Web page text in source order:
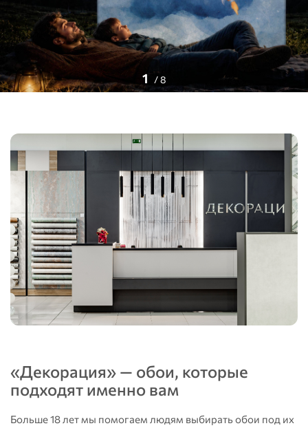
1 /8
«Декорация» — обои, которые
подходят именно вам
Больше 18 лет мы помогаем людям выбирать обои под их